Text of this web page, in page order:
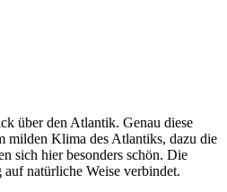
über den Atlantik. Genau diese
milden Klima des Atlantiks, dazu die
sich hier besonders schön. Die
natürliche Weise verbindet.